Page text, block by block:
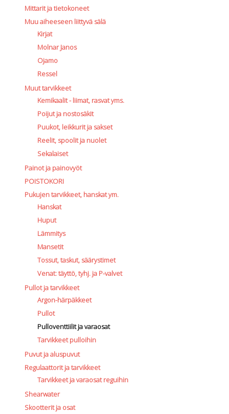
Mittarit ja tietokoneet
Muu aiheeseen liittyvä sälä
Kirjat
Molnar Janos
Ojamo
Ressel
Muut tarvikkeet
Kemikaalit - liimat, rasvat yms.
Poijut ja nostosäkit
Puukot, leikkurit ja sakset
Reelit, spoolit ja nuolet
Sekalaiset
Painot ja painovyöt
POISTOKORI
Pukujen tarvikkeet, hanskat ym.
Hanskat
Huput
Lämmitys
Mansetit
Tossut, taskut, säärystimet
Venat: täyttö, tyhj. ja P-valvet
Pullot ja tarvikkeet
Argon-härpäkkeet
Pullot
Pulloventtiilit ja varaosat
Tarvikkeet pulloihin
Puvut ja aluspuvut
Regulaattorit ja tarvikkeet
Tarvikkeet ja varaosat reguihin
Shearwater
Skootterit ja osat